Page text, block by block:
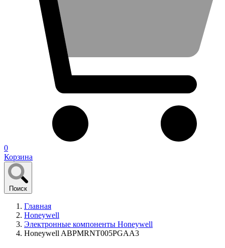
0
Корзина
Поиск
Главная
Honeywell
Электронные компоненты Honeywell
Honeywell ABPMRNT005PGAA3